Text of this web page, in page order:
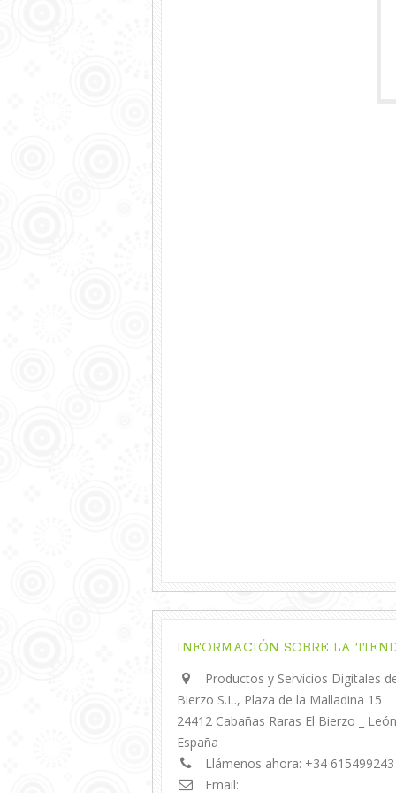
INFORMACIÓN SOBRE LA
Productos y Servicios Digitales
Bierzo S.L., Plaza de la Malladina 15
24412 Cabañas Raras El Bierzo _ León
España
Llámenos ahora: +34 615499243
Email: